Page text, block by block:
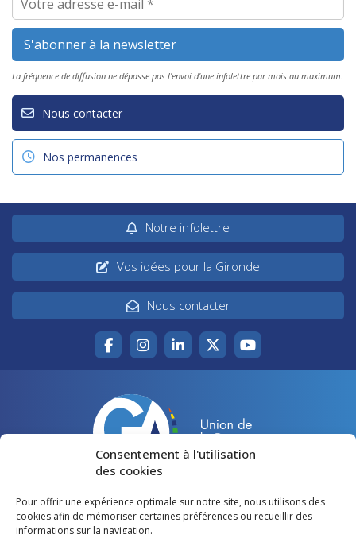
Consentement à l'utilisation
des cookies
Pour offrir une expérience optimale sur notre site, nous utilisons des
cookies afin de mémoriser certaines préférences ou recueillir des
informations sur la navigation.
La fréquence de diffusion ne dépasse pas l'envoi d'une infolettre par mois au maximum.
Nous contacter
Nos permanences
Notre infolettre
Vos idées pour la Gironde
Nous contacter
Accueil
Agir pour la Gironde